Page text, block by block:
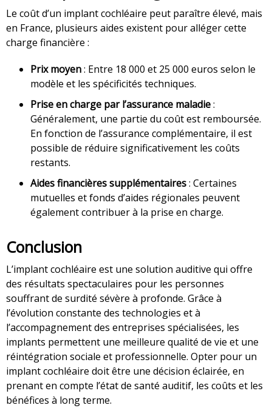
Le coût d’un implant cochléaire peut paraître élevé, mais
en France, plusieurs aides existent pour alléger cette
charge financière :
Prix moyen: Entre 18 000 et 25 000 euros selon le
modèle et les spécificités techniques.
Prise en charge par l’assurance maladie:
Généralement, une partie du coût est remboursée.
En fonction de l’assurance complémentaire, il est
possible de réduire significativement les coûts
restants.
Aides financières supplémentaires: Certaines
mutuelles et fonds d’aides régionales peuvent
également contribuer à la prise en charge.
Conclusion
L’implant cochléaire est une solution auditive qui offre
des résultats spectaculaires pour les personnes
souffrant de surdité sévère à profonde. Grâce à
l’évolution constante des technologies et à
l’accompagnement des entreprises spécialisées, les
implants permettent une meilleure qualité de vie et une
réintégration sociale et professionnelle. Opter pour un
implant cochléaire doit être une décision éclairée, en
prenant en compte l’état de santé auditif, les coûts et les
bénéfices à long terme.